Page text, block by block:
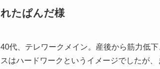
れたぱんだ様
40代、テレワークメイン。産後から筋力低
スはハードワークというイメージでしたが